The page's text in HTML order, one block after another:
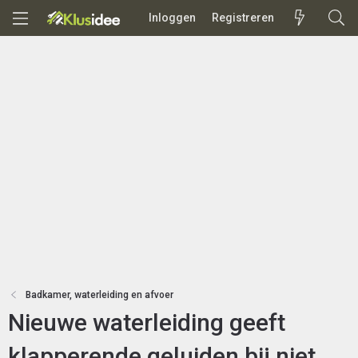
Inloggen Registreren
Badkamer, waterleiding en afvoer
Nieuwe waterleiding geeft